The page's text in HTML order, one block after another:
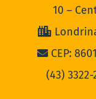
10 –
CEP:
(43) 3322-